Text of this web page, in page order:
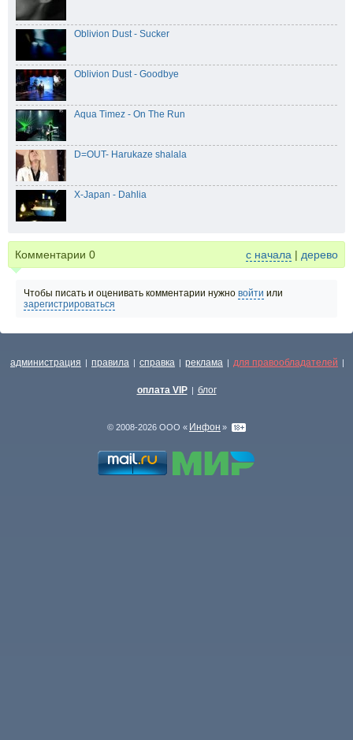
Oblivion Dust - Sucker
Oblivion Dust - Goodbye
Aqua Timez - On The Run
D=OUT- Harukaze shalala
X-Japan - Dahlia
Комментарии 0 с начала | дерево
Чтобы писать и оценивать комментарии нужно войти или
зарегистрироваться
администрация | правила | справка | реклама | для правообладателей |
оплата VIP | блог
© 2008-2026 ООО « Инфон »